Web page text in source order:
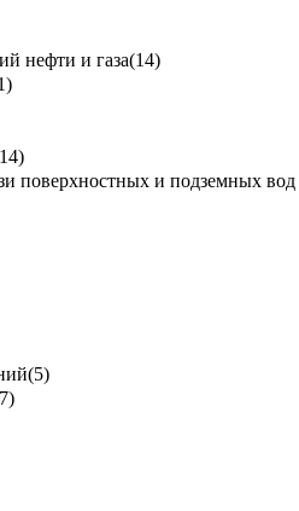
нефти и газа(14)
поверхностных и подземных
(5)